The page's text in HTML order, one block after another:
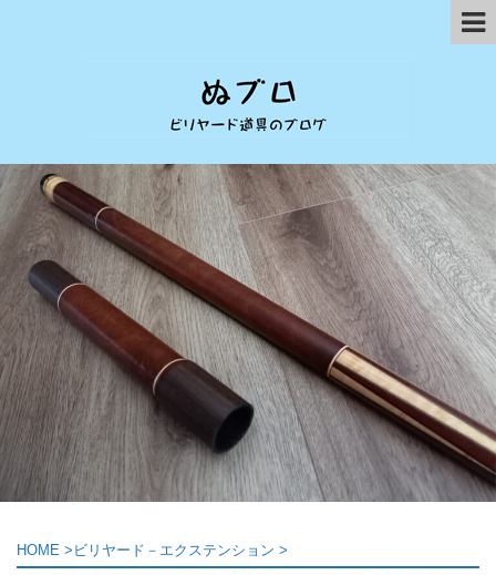
HOME > ビリヤード－エクステンション >